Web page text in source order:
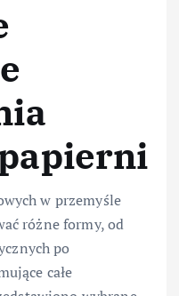
w przemyśle
różne formy, od
po
całe